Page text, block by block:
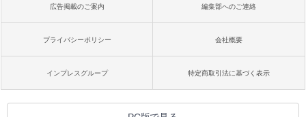
広告掲載のご案内 編集部へのご連絡
プライバシーポリシー 会社概要
インプレスグループ 特定商取引法に基づく表示